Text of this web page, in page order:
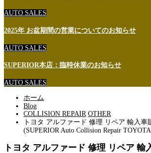
AUTO SALES
2025年 お盆期間の営業についてのお知らせ
AUTO SALES
SUPERIOR本店：臨時休業のお知らせ
AUTO SALES
ホーム
Blog
COLLISION REPAIR OTHER
トヨタ アルファード 修理 リペア 輸入車
(SUPERIOR Auto Collision Repair
トヨタ アルファード 修理 リペア 輸